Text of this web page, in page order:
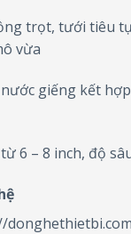
trọt, tưới tiêu
vừa
giếng kết
6 – 8 inch, độ